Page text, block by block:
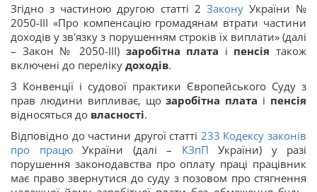
Згідно з частиною другою статті 2 Закону України №
2050-III «Про компенсацію громадянам втрати частини
доходів у зв'язку з порушенням строків їх виплати»(далі
– Закон № 2050-III) заробітна плата і пенсія також
включені до переліку доходів.
З Конвенції і судової практики Європейського Суду з
прав людини випливає, щозаробітна плата і пенсія
відносяться до власності.
Відповідно до частини другої статті 233 Кодексу законів
про працюУкраїни (далі – КЗпП України) у разі
порушення законодавства про оплату праці працівник
має право звернутися до суду з позовом про стягнення